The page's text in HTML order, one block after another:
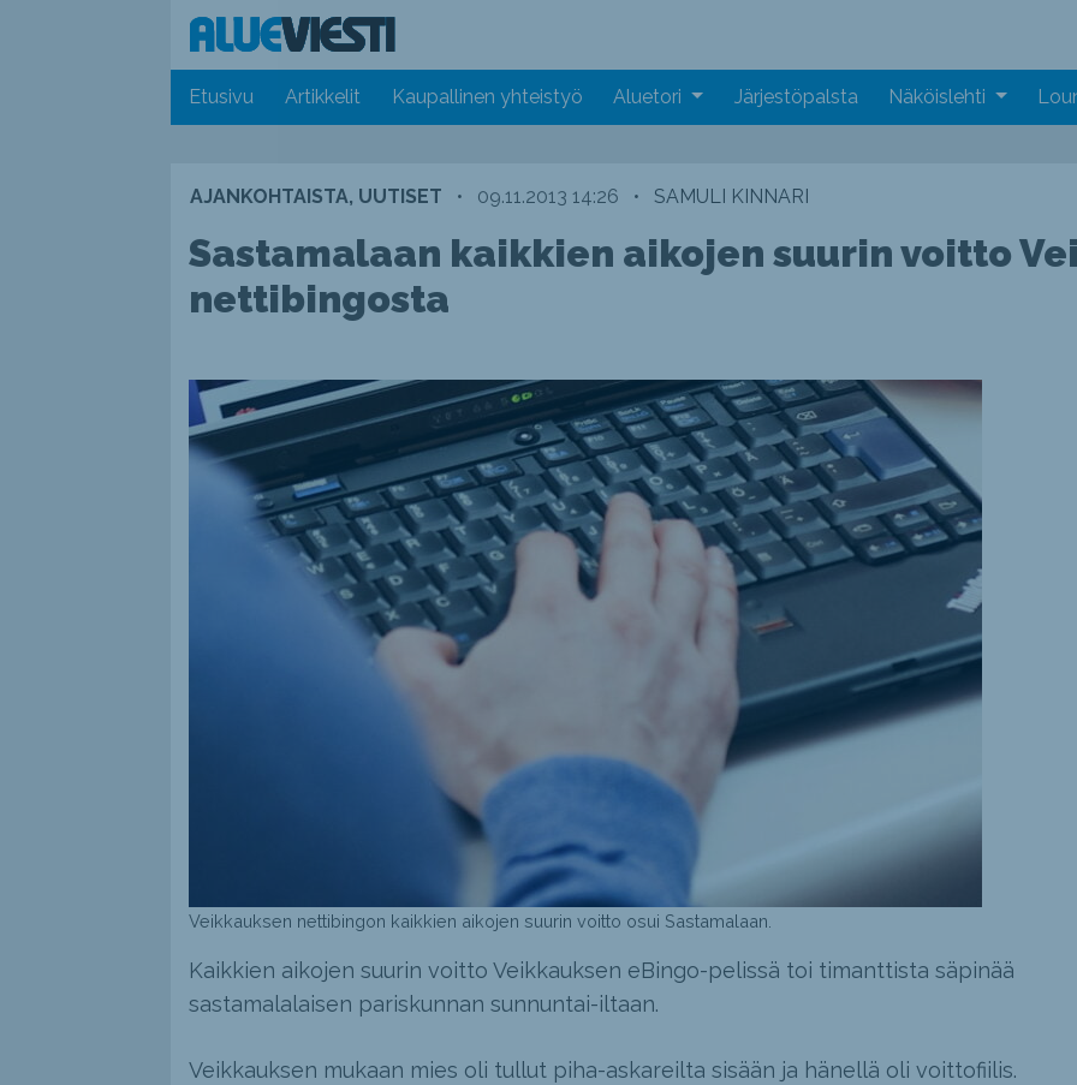
Etusivu Artikkelit Kaupallinen yhteistyö Aluetori Järjestöpalsta Näköislehti
AJANKOHTAISTA, UUTISET • 09.11.2013 14:26 • SAMULI KINNARI
Sastamalaan kaikkien aikojen suurin voitto
nettibingosta
Veikkauksen nettibingon kaikkien aikojen suurin voitto osui Sastamalaan.
Kaikkien aikojen suurin voitto Veikkauksen eBingo-pelissä toi timanttista säpinää
sastamalalaisen pariskunnan sunnuntai-iltaan.
Veikkauksen mukaan mies oli tullut piha-askareilta sisään ja hänellä oli voittofiilis.